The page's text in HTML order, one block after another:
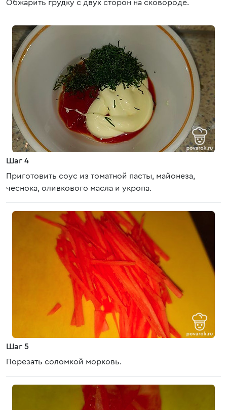
Обжарить грудку с двух сторон на сковороде.
Шаг 4
Приготовить соус из томатной пасты, майонеза,
чеснока, оливкового масла и укропа.
Шаг 5
Порезать соломкой морковь.